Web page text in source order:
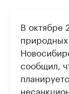
В октябре
сообщил,